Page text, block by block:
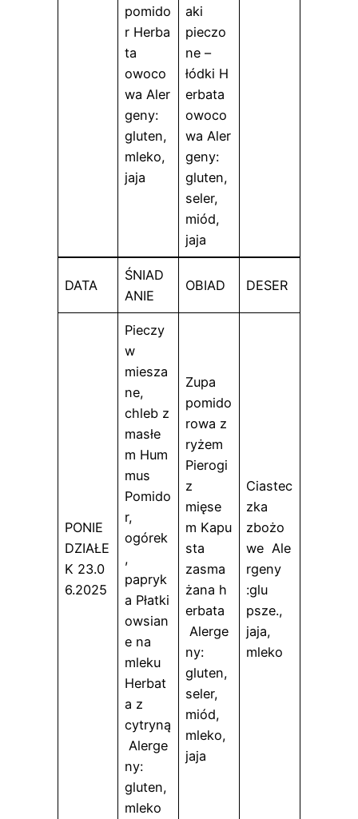
pomido
r Herba
ta
owoco
wa Aler
geny:
gluten,
mleko,
jaja
aki
pieczo
ne –
łódki H
erbata
owoco
wa Aler
geny:
gluten,
seler,
miód,
jaja
DATA
ŚNIAD
ANIE
OBIAD DESER
PONIE
DZIAŁE
K 23.0
6.2025
Pieczy
w
miesza
ne,
chleb z
masłe
m Hum
mus
Pomido
r,
ogórek
,
papryk
a Płatki
owsian
e na
mleku
Herbat
a z
cytryną
Alerge
ny:
gluten,
mleko
Zupa
pomido
rowa z
ryżem
Pierogi
z
mięse
m Kapu
sta
zasma
żana h
erbata
Alerge
ny:
gluten,
seler,
miód,
mleko,
jaja
Ciastec
zka
zbożo
we Ale
rgeny
:glu
psze.,
jaja,
mleko